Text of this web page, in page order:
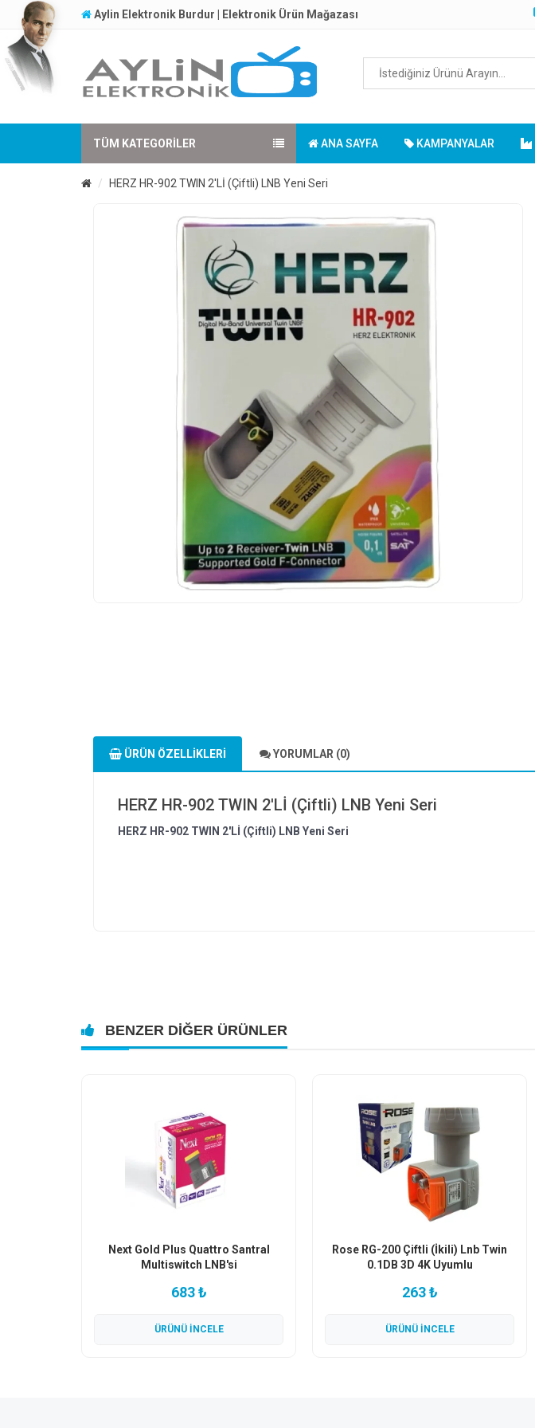
Aylin Elektronik Burdur | Elektronik Ürün Mağazası
TÜM KATEGORILER ANA SAYFA KAMPANYALAR
HERZ HR-902 TWIN 2'Lİ (Çiftli) LNB Yeni Seri
ÜRÜN ÖZELLIKLERI YORUMLAR (0)
HERZ HR-902 TWIN 2'Lİ (Çiftli) LNB Yeni Seri
HERZ HR-902 TWIN 2'Lİ (Çiftli) LNB Yeni Seri
BENZER DIĞER ÜRÜNLER
​Next Gold Plus Quattro Santral
Multiswitch LNB'si
683 ₺
ÜRÜNÜ İNCELE
Rose RG-200 Çiftli (İkili) Lnb Twin
0.1DB 3D 4K Uyumlu
263 ₺
ÜRÜNÜ İNCELE